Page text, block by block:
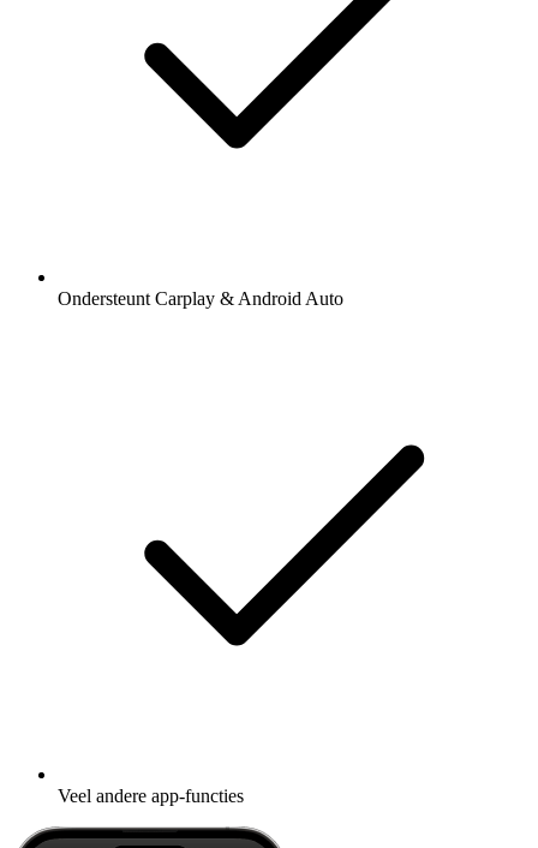
Ondersteunt Carplay & Android Auto
Veel andere app-functies